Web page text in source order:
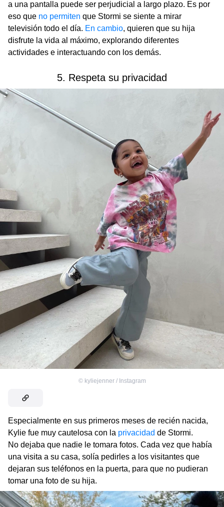
a una pantalla puede ser perjudicial a largo plazo. Es por
eso que no permiten que Stormi se siente a mirar
televisión todo el día. En cambio, quieren que su hija
disfrute la vida al máximo, explorando diferentes
actividades e interactuando con los demás.
5. Respeta su privacidad
© kyliejenner / Instagram
Especialmente en sus primeros meses de recién nacida,
Kylie fue muy cautelosa con la privacidad de Stormi.
No dejaba que nadie le tomara fotos. Cada vez que había
una visita a su casa, solía pedirles a los visitantes que
dejaran sus teléfonos en la puerta, para que no pudieran
tomar una foto de su hija.